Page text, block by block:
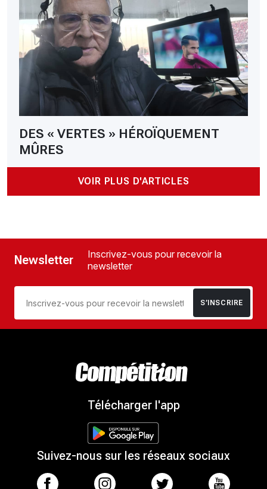
DES « VERTES » HÉROÏQUEMENT
MÛRES
VOIR PLUS D'ARTICLES
Newsletter
Inscrivez-vous pour recevoir la
newsletter
S’INSCRIRE
Télécharger l'app
Suivez-nous sur les réseaux sociaux